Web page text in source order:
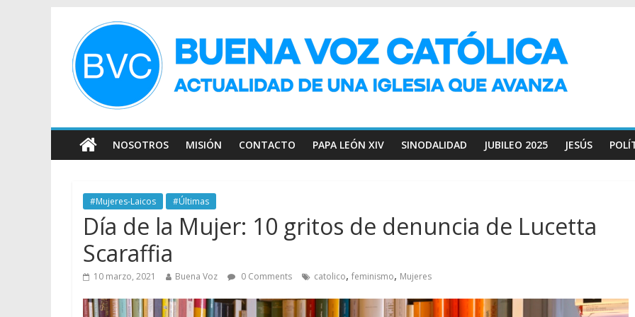
NOSOTROS MISIÓN CONTACTO PAPA LEÓN XIV SINODALIDAD JUBILEO 2025 JESÚS
#Mujeres-Laicos #Últimas
Día de la Mujer: 10 gritos de denuncia de Lucetta
Scaraffia
10 marzo, 2021 Buena Voz 0 Comments catolico, feminismo, Mujeres